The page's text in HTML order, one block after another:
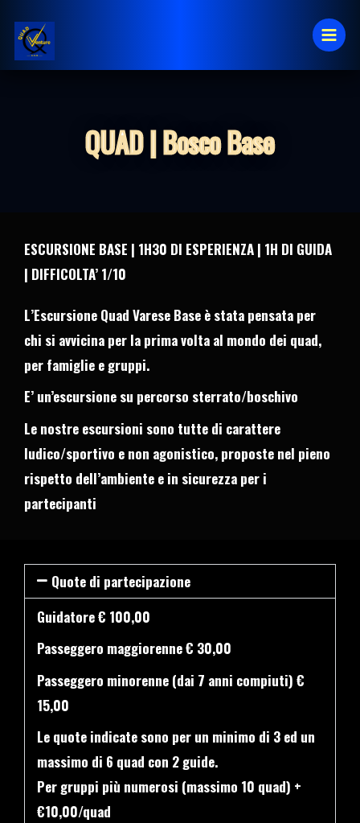
contenuto
QUAD | Bosco Base
ESCURSIONE BASE | 1H30 DI ESPERIENZA | 1H DI GUIDA
| DIFFICOLTA’ 1/10
L’Escursione Quad Varese Base è stata pensata per
chi si avvicina per la prima volta al mondo dei quad,
per famiglie e gruppi.
E’ un’escursione su percorso sterrato/boschivo
Le nostre escursioni sono tutte di carattere
ludico/sportivo e non agonistico, proposte nel pieno
rispetto dell’ambiente e in sicurezza per i
partecipanti
Quote di partecipazione
Guidatore € 100,00
Passeggero maggiorenne € 30,00
Passeggero minorenne (dai 7 anni compiuti) €
15,00
Le quote indicate sono per un minimo di 3 ed un
massimo di 6 quad con 2 guide.
Per gruppi più numerosi (massimo 10 quad) +
€10,00/quad